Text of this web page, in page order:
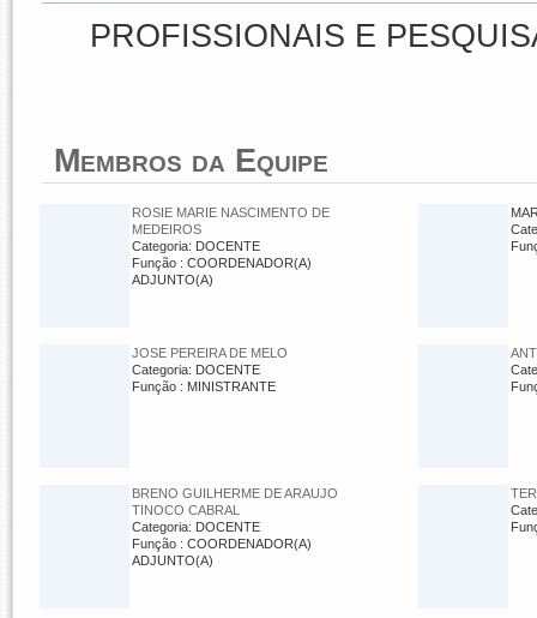
PROFISSIONAIS E
Membros da Equipe
ROSIE MARIE NASCIMENTO DE
MEDEIROS
Categoria: DOCENTE
Função : COORDENADOR(A)
ADJUNTO(A)
JOSE PEREIRA DE MELO
Categoria: DOCENTE
Função : MINISTRANTE
BRENO GUILHERME DE ARAUJO
TINOCO CABRAL
Categoria: DOCENTE
Função : COORDENADOR(A)
ADJUNTO(A)